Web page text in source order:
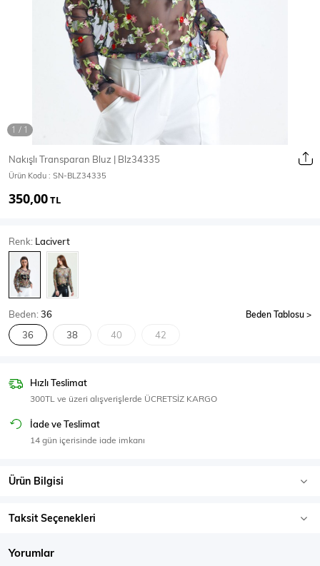
Mont & Kaban Yağmurluk
T-Shirt
Body
SPOR GİYİM
Eşofman Üstü
Nakışlı Transparan Bluz | Blz34335
Ürün Kodu : SN-BLZ34335
350,00TL
Renk: Lacivert
Beden:36 Beden Tablosu
36 38 40 42
Hızlı Teslimat
300TL ve üzeri alışverişlerde ÜCRETSİZ KARGO
İade ve Teslimat
14 gün içerisinde iade imkanı
Ürün Bilgisi
Taksit Seçenekleri
Yorumlar